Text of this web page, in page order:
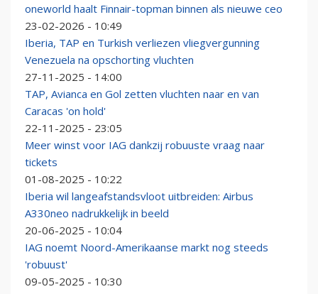
oneworld haalt Finnair-topman binnen als nieuwe ceo
23-02-2026 - 10:49
Iberia, TAP en Turkish verliezen vliegvergunning
Venezuela na opschorting vluchten
27-11-2025 - 14:00
TAP, Avianca en Gol zetten vluchten naar en van
Caracas 'on hold'
22-11-2025 - 23:05
Meer winst voor IAG dankzij robuuste vraag naar
tickets
01-08-2025 - 10:22
Iberia wil langeafstandsvloot uitbreiden: Airbus
A330neo nadrukkelijk in beeld
20-06-2025 - 10:04
IAG noemt Noord-Amerikaanse markt nog steeds
'robuust'
09-05-2025 - 10:30